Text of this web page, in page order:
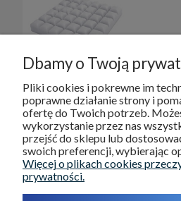
DOSTAWA I
POMOC
Dbamy o Twoją
Pliki cookies i pokrewne im
poprawne działanie strony i
ofertę do Twoich potrzeb.
wykorzystanie przez nas
przejść do sklepu lub
swoich preferencji, wybierając
Więcej o plikach cookies
prywatności.